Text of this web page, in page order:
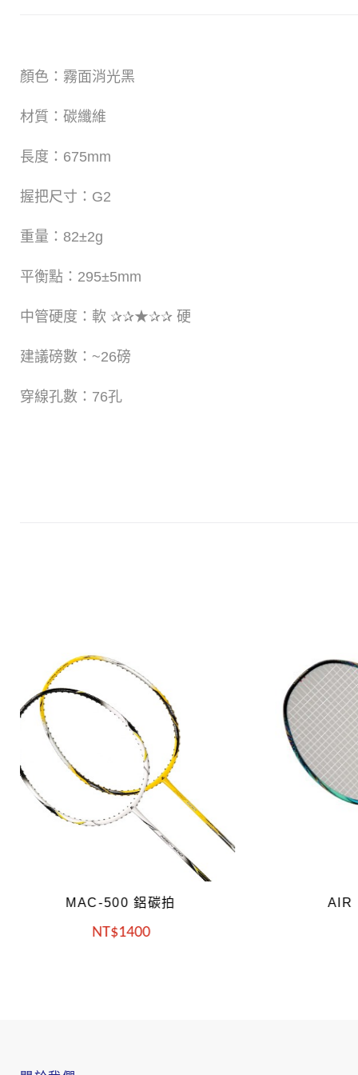
顏色：霧面消光黑
材質：碳纖維
長度：675mm
握把尺寸：G2
重量：82±2g
平衡點：295±5mm
​中管硬度：軟 ✰✰★✰✰ 硬
建議磅數：~26磅
穿線孔數：76孔
AIR POWER 6000
NT 2700